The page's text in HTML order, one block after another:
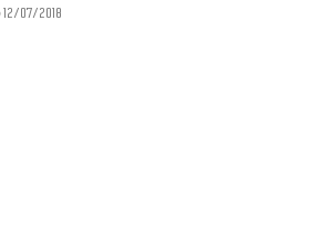
12/07/2018